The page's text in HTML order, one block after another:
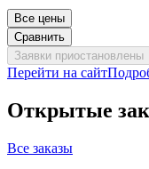
Все цены
Сравнить
Заявки приостановлены
Перейти на сайт
Открытые
Все заказы